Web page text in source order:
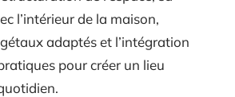
l’intérieur de la maison,
adaptés et l’intégration
pour créer un lieu